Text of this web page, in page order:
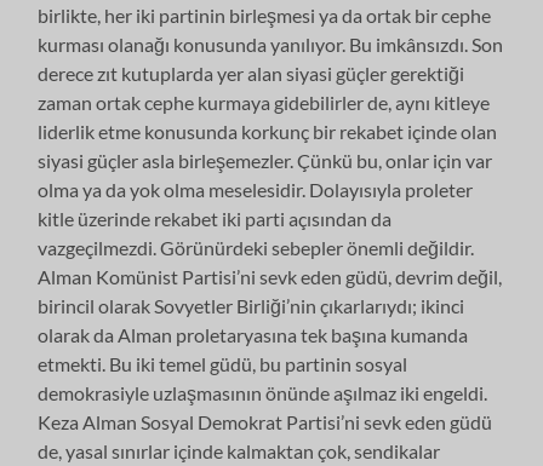
birlikte, her iki partinin birleşmesi ya da ortak bir cephe
kurması olanağı konusunda yanılıyor. Bu imkânsızdı. Son
derece zıt kutuplarda yer alan siyasi güçler gerektiği
zaman ortak cephe kurmaya gidebilirler de, aynı kitleye
liderlik etme konusunda korkunç bir rekabet içinde olan
siyasi güçler asla birleşemezler. Çünkü bu, onlar için var
olma ya da yok olma meselesidir. Dolayısıyla proleter
kitle üzerinde rekabet iki parti açısından da
vazgeçilmezdi. Görünürdeki sebepler önemli değildir.
Alman Komünist Partisi’ni sevk eden güdü, devrim değil,
birincil olarak Sovyetler Birliği’nin çıkarlarıydı; ikinci
olarak da Alman proletaryasına tek başına kumanda
etmekti. Bu iki temel güdü, bu partinin sosyal
demokrasiyle uzlaşmasının önünde aşılmaz iki engeldi.
Keza Alman Sosyal Demokrat Partisi’ni sevk eden güdü
de, yasal sınırlar içinde kalmaktan çok, sendikalar